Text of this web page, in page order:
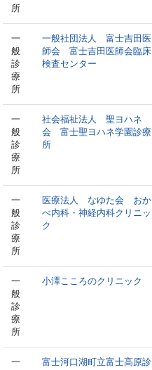
所
一
般
診
療
所
一般社団法人 富士吉田医
師会 富士吉田医師会臨床
検査センター
一
般
診
療
所
社会福祉法人 聖ヨハネ
会 富士聖ヨハネ学園診療
所
一
般
診
療
所
医療法人 なゆた会 おか
べ内科・神経内科クリニッ
ク
一
般
診
療
所
小澤こころのクリニック
一
富士河口湖町立富士高原診